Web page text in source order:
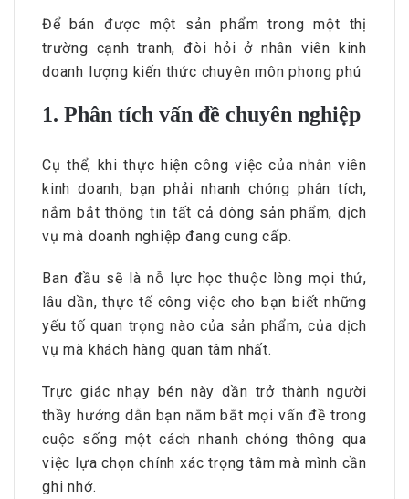
Để bán được một sản phẩm trong một thị
trường cạnh tranh, đòi hỏi ở nhân viên kinh
doanh lượng kiến thức chuyên môn phong phú
1. Phân tích vấn đề chuyên nghiệp
Cụ thể, khi thực hiện công việc của nhân viên
kinh doanh, bạn phải nhanh chóng phân tích,
nắm bắt thông tin tất cả dòng sản phẩm, dịch
vụ mà doanh nghiệp đang cung cấp.
Ban đầu sẽ là nỗ lực học thuộc lòng mọi thứ,
lâu dần, thực tế công việc cho bạn biết những
yếu tố quan trọng nào của sản phẩm, của dịch
vụ mà khách hàng quan tâm nhất.
Trực giác nhạy bén này dần trở thành người
thầy hướng dẫn bạn nắm bắt mọi vấn đề trong
cuộc sống một cách nhanh chóng thông qua
việc lựa chọn chính xác trọng tâm mà mình cần
ghi nhớ.